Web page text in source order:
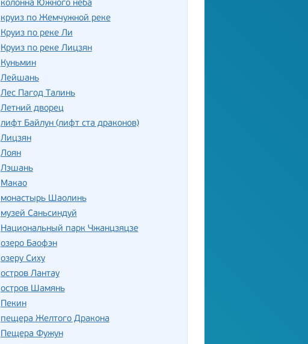
колонна Южного неба
круиз по Жемчужной реке
Круиз по реке Ли
Круиз по реке Лицзян
Куньмин
Лейшань
Лес Пагод Талинь
Летний дворец
лифт Байлун (лифт ста драконов)
Лицзян
Лоян
Лэшань
Макао
монастырь Шаолинь
музей Саньсиндуй
Национальный парк Чжанцзяцзе
озеро Баофэн
озеру Сиху
остров Лантау
остров Шамянь
Пекин
пещера Желтого Дракона
Пещера Фужун